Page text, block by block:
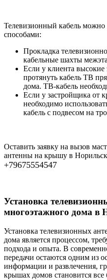
Телевизионный кабель
способами:
Прокладка
кабельные шахты
Если у клиента
протянуть кабель ТВ
дома. ТВ-кабель
Если у застройщика от
необходимо
кабель с подвесом на
Оставить заявку на вызов
антенны на крышу в
+79675554547
Установка
многоэтажного дома в
Установка телевизионных
дома является процессом,
подхода и опыта. В
передачи остаются одним из
информации и развлечения,
крышах домов становится все